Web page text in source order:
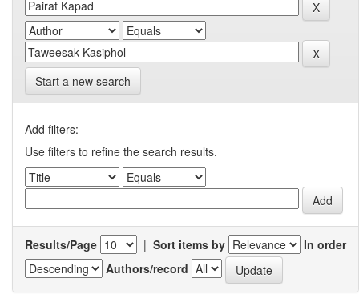
Start a new search
Add filters:
Use filters to refine the search results.
Results/Page | Sort items by
In order
Authors/record